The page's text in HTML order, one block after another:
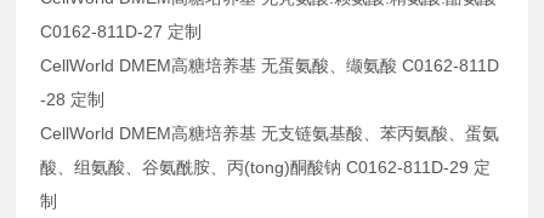
C0162-811D-27 定制
CellWorld DMEM高糖培养基 无蛋氨酸、缬氨酸 C0162-811D
-28 定制
CellWorld DMEM高糖培养基 无支链氨基酸、苯丙氨酸、蛋氨
酸、组氨酸、谷氨酰胺、丙(tong)酮酸钠 C0162-811D-29 定
制